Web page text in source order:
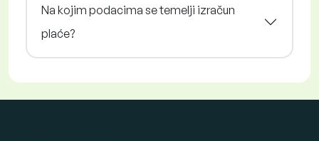
Na kojim podacima se temelji izračun
plaće?